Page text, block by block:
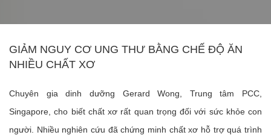
GIẢM NGUY CƠ UNG THƯ BẰNG CHẾ ĐỘ ĂN
NHIỀU CHẤT XƠ
Chuyên gia dinh dưỡng Gerard Wong, Trung tâm PCC,
Singapore, cho biết chất xơ rất quan trọng đối với sức khỏe con
người. Nhiều nghiên cứu đã chứng minh chất xơ hỗ trợ quá trình